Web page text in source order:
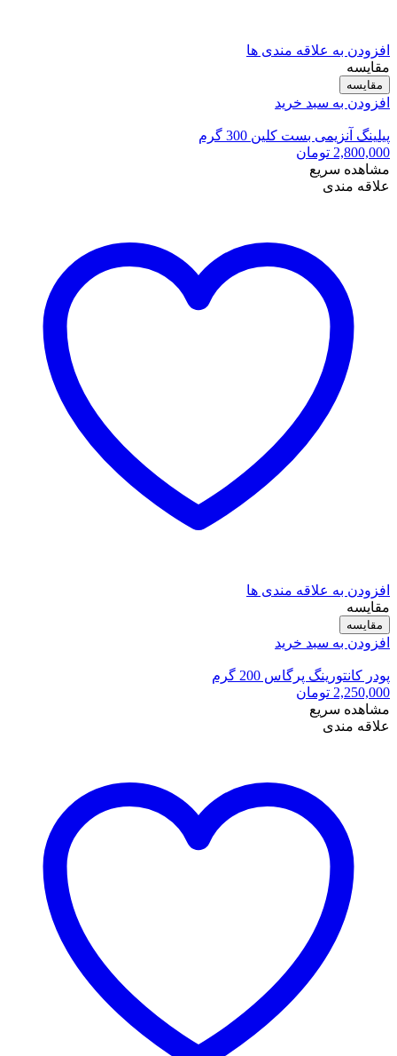
افزودن به علاقه مندی ها
مقایسه
مقایسه
افزودن به سبد خرید
پیلینگ آنزیمی بست کلین 300 گرم
2,800,000 تومان
مشاهده سریع
علاقه مندی
افزودن به علاقه مندی ها
مقایسه
مقایسه
افزودن به سبد خرید
پودر کانتورینگ پرگاس 200 گرم
2,250,000 تومان
مشاهده سریع
علاقه مندی